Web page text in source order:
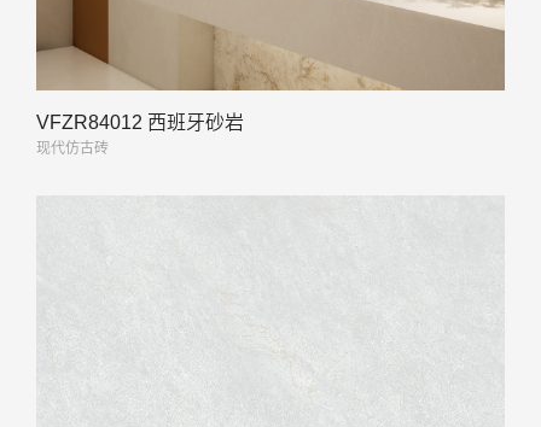
VFZR84012 西班牙砂岩
现代仿古砖